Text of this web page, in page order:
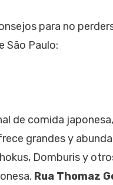
para no
São Paulo:
de comida
grandes y
Domburis y
Rua Thomaz